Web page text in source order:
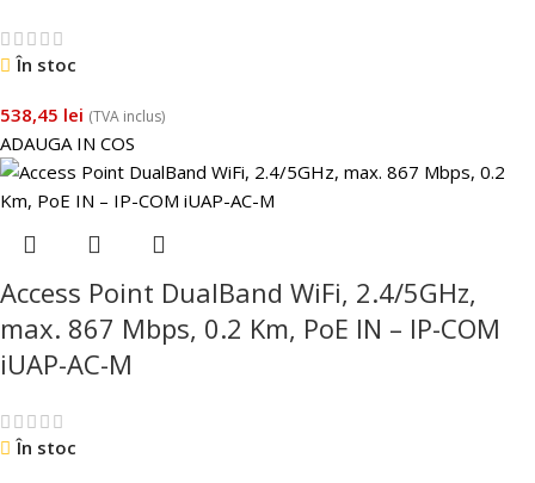
În stoc
538,45 lei (TVA inclus)
ADAUGA IN COS
Access Point DualBand WiFi, 2.4/5GHz,
max. 867 Mbps, 0.2 Km, PoE IN – IP-COM
iUAP-AC-M
În stoc